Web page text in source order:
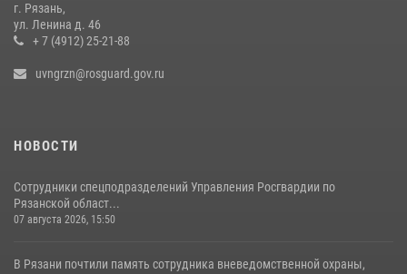
г. Рязань,
ул. Ленина д. 46
+ 7 (4912) 25-21-88
uvngrzn@rosguard.gov.ru
НОВОСТИ
Сотрудники спецподразделений Управления Росгвардии по
Рязанской област...
07 августа 2026, 15:50
В Рязани почтили память сотрудника вневедомственной охраны,